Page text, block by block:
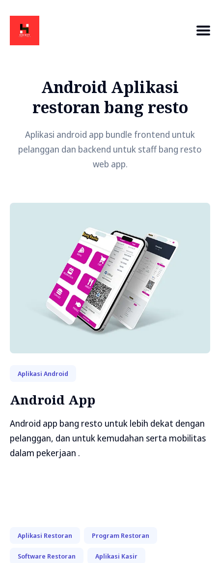
Android Aplikasi
restoran bang resto
Aplikasi android app bundle frontend untuk
pelanggan dan backend untuk staff bang resto
web app.
Aplikasi Android
Android App
Android app bang resto untuk lebih dekat dengan
pelanggan, dan untuk kemudahan serta mobilitas
dalam pekerjaan .
Aplikasi Restoran Program Restoran
Software Restoran Aplikasi Kasir